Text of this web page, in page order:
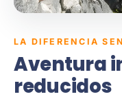
LA DIFERENCIA
Aventura
reducidos